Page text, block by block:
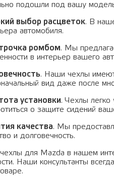
подошли под вашу
выбор расцветок. В
автомобиля.
ромбом. Мы
в интерьер вашего
. Наши чехлы имеют
вид даже после
установки. Чехлы легко
о защите сидений
качества. Мы
и долговечность.
для Mazda в нашем
Наши консультанты